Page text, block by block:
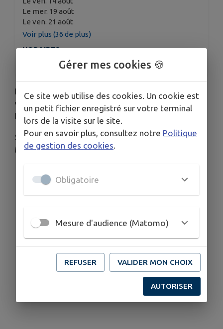
Le mer. 19 août
Le ven. 21 août
Voir plus (36 de plus)
HORAIRES
Retrouvez nos exposants tous les mercredis et
vendredis sous les Halles de la Gare : primeur,
boucherie, vin, miel...
Sans oublier les commerçants permanents :
Mamie Sac à dos et Tout un fromage.
Gérer mes cookies 🍪
Ce site web utilise des cookies. Un cookie est
un petit fichier enregistré sur votre terminal
lors de la visite sur le site.
Pour en savoir plus, consultez notre Politique
de gestion des cookies.
Obligatoire
Mesure d'audience (Matomo)
REFUSER VALIDER MON CHOIX
AUTORISER